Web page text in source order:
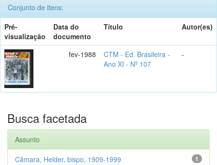
Conjunto de itens:
Pré-
visualização
Data do
documento
Título Autor(es)
fev-1988
CTM - Ed. Brasileira -
Ano XI - Nº 107
-
Busca facetada
Assunto
1
Câmara, Helder, bispo, 1909-1999